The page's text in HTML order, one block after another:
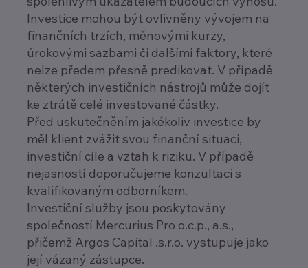
Investice mohou být ovlivněny vývojem na
finančních trzích, měnovými kurzy,
úrokovými sazbami či dalšími faktory, které
nelze předem přesně predikovat. V případě
některých investičních nástrojů může dojít
ke ztrátě celé investované částky.
Před uskutečněním jakékoliv investice by
měl klient zvážit svou finanční situaci,
investiční cíle a vztah k riziku. V případě
nejasností doporučujeme konzultaci s
kvalifikovaným odborníkem.
Investiční služby jsou poskytovány
společností Mercurius Pro o.c.p., a.s.,
přičemž Argos Capital .s.r.o. vystupuje jako
její vázaný zástupce.